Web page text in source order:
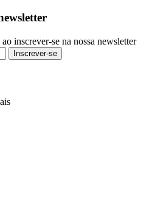
inscrever-se na nossa newsletter
Inscrever-se